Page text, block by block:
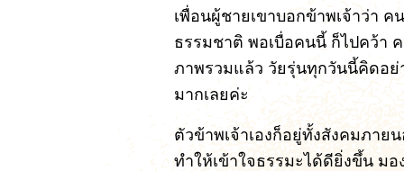
เพื่อนผู้ชายเขาบอกข้าพเจ้าว่า
ธรรมชาติ พอเบื่อคนนี้ ก็ไปคว้า
ภาพรวมแล้ว วัยรุ่นทุกวันนี้คิดอ
มากเลยค่ะ
ตัวข้าพเจ้าเองก็อยู่ทั้งสังคมภา
ทำให้เข้าใจธรรมะได้ดียิ่งขึ้น ม